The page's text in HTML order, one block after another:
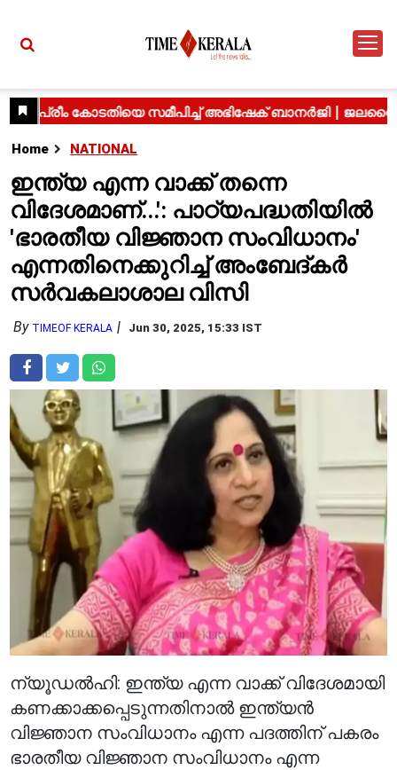
Home NATIONAL
ഇന്ത്യ എന്ന വാക്ക് തന്നെ
വിദേശമാണ്...': പാഠ്യപദ്ധതിയിൽ
'ഭാരതീയ വിജ്ഞാന സംവിധാനം'
എന്നതിനെക്കുറിച്ച് അംബേദ്കർ
സർവകലാശാല വിസി
By TIMEOF KERALA Jun 30, 2025, 15:33 IST
ന്യൂഡൽഹി: ഇന്ത്യ എന്ന വാക്ക് വിദേശമായി
കണക്കാക്കപ്പെടുന്നതിനാൽ ഇന്ത്യൻ
വിജ്ഞാന സംവിധാനം എന്ന പദത്തിന് പകരം
ഭാരതീയ വിജ്ഞാന സംവിധാനം എന്ന